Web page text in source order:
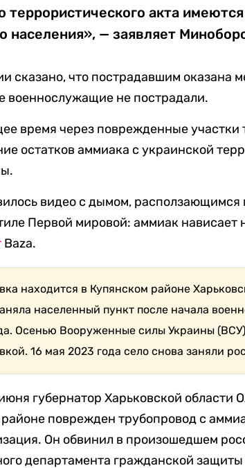
террористического акта
населения», — заявляет
сказано, что пострадавшим оказана
военнослужащие не пострадали.
время через поврежденные участки
остатков аммиака с украинской
видео с дымом, расползающимся
Первой мировой: аммиак нависает
Baza.
находится в Купянском районе
населенный пункт после начала
Осенью Вооруженные силы Украины
16 мая 2023 года село снова заняли
губернатор Харьковской области
поврежден трубопровод с
Он обвинил в произошедшем
департамента гражданской